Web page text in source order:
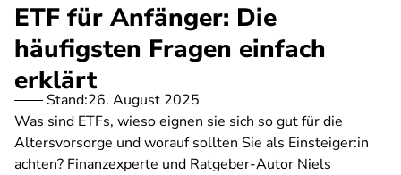
ETF für Anfänger: Die
häufigsten Fragen einfach
erklärt
Stand:26. August 2025
Was sind ETFs, wieso eignen sie sich so gut für die
Altersvorsorge und worauf sollten Sie als Einsteiger:in
achten? Finanzexperte und Ratgeber-Autor Niels